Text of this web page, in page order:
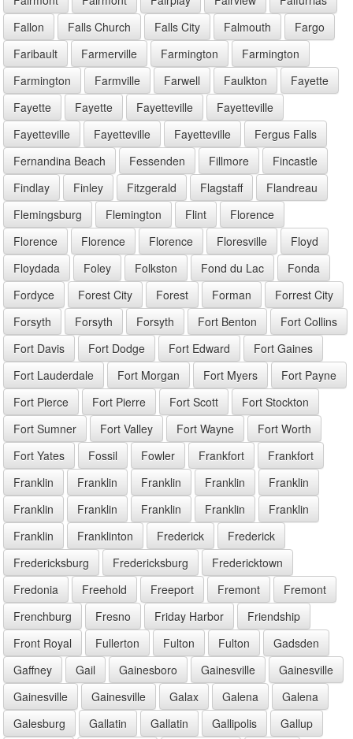
Fallon
Falls Church Falls City Falmouth
Fargo
Faribault
Farmerville Farmington
Farmington
Farmington
Farmville Farwell Faulkton
Fayette
Fayette
Fayette Fayetteville
Fayetteville
Fayetteville
Fayetteville Fayetteville
Fergus Falls
Fernandina Beach
Fessenden Fillmore
Fincastle
Findlay
Finley Fitzgerald Flagstaff
Flandreau
Flemingsburg
Flemington Flint
Florence
Florence
Florence Florence Floresville
Floyd
Floydada
Foley Folkston Fond du Lac
Fonda
Fordyce
Forest City Forest Forman
Forrest City
Forsyth
Forsyth Forsyth Fort Benton
Fort Collins
Fort Davis
Fort Dodge Fort Edward
Fort Gaines
Fort Lauderdale
Fort Morgan Fort Myers
Fort Payne
Fort Pierce
Fort Pierre Fort Scott
Fort Stockton
Fort Sumner
Fort Valley Fort Wayne
Fort Worth
Fort Yates
Fossil Fowler Frankfort
Frankfort
Franklin
Franklin Franklin Franklin
Franklin
Franklin
Franklin Franklin Franklin
Franklin
Franklin
Franklinton Frederick
Frederick
Fredericksburg
Fredericksburg
Fredericktown
Fredonia
Freehold Freeport Fremont
Fremont
Frenchburg
Fresno Friday Harbor
Friendship
Front Royal
Fullerton Fulton Fulton
Gadsden
Gaffney
Gail Gainesboro Gainesville
Gainesville
Gainesville
Gainesville Galax Galena
Galena
Galesburg
Gallatin Gallatin Gallipolis
Gallup